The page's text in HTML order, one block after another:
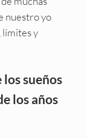
nuestro yo
límites y
sueños
los años